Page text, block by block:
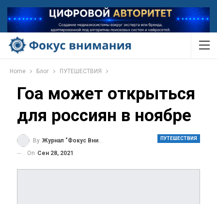
Home Блог ПУТЕШЕСТВИЯ
Гоа может открыться
для россиян в ноябре
ПУТЕШЕСТВИЯ
By Журнал "Фокус Внимания"
On Сен 28, 2021